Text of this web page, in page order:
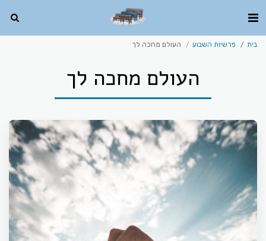
בית פרשיות השבוע העולם מחכה לך
העולם מחכה לך